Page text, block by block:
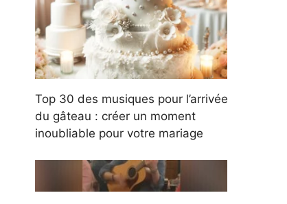
Top 30 des musiques pour l’arrivée
du gâteau : créer un moment
inoubliable pour votre mariage